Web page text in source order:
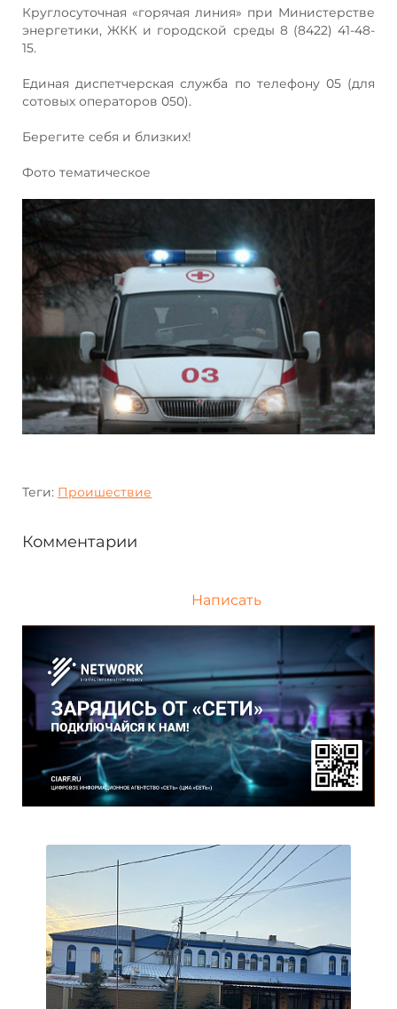
Круглосуточная «горячая линия» при Министерстве
энергетики, ЖКК и городской среды 8 (8422) 41-48-
15.
Единая диспетчерская служба по телефону 05 (для
сотовых операторов 050).
Берегите себя и близких!
Фото тематическое
Теги: Проишествие
Комментарии
Написать